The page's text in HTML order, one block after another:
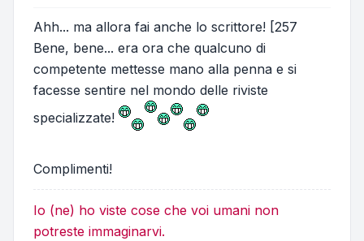
Ahh... ma allora fai anche lo scrittore! [257
Bene, bene... era ora che qualcuno di
competente mettesse mano alla penna e si
facesse sentire nel mondo delle riviste
specializzate!
Complimenti!
Io (ne) ho viste cose che voi umani non
potreste immaginarvi.